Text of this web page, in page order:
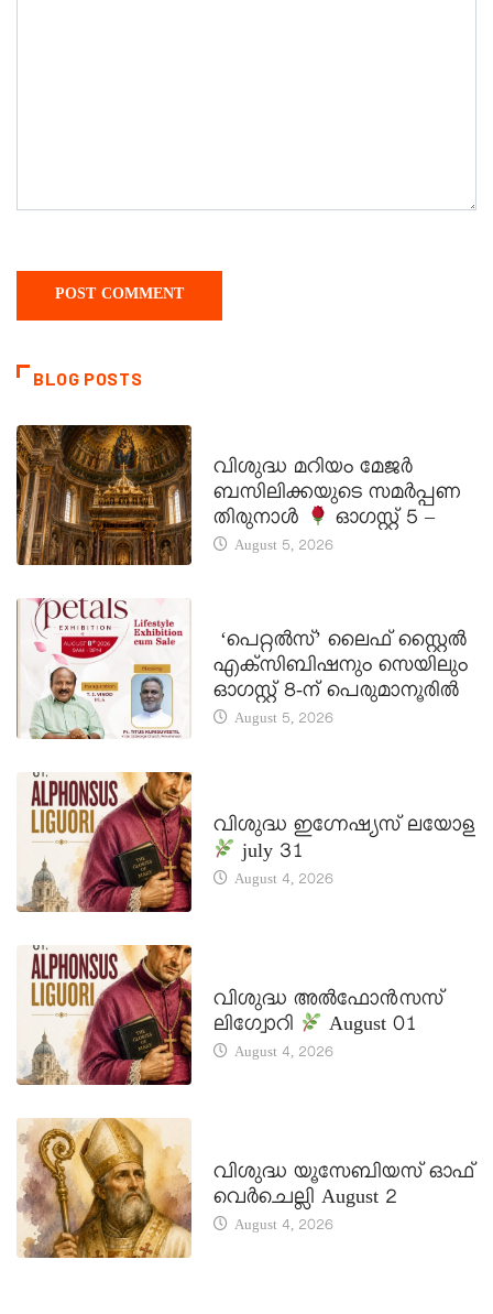
BLOG POSTS
വിശുദ്ധ മറിയം മേജർ
ബസിലിക്കയുടെ സമർപ്പണ
തിരുനാൾ
ഓഗസ്റ്റ് 5 –
August 5, 2026
‘പെറ്റൽസ്’ ലൈഫ് സ്റ്റൈൽ
എക്സിബിഷനും സെയിലും
ഓഗസ്റ്റ് 8-ന് പെരുമാനൂരിൽ
August 5, 2026
വിശുദ്ധ ഇഗ്നേഷ്യസ് ലയോള
july 31
August 4, 2026
വിശുദ്ധ അൽഫോൻസസ്
ലിഗ്വോറി
August 01
August 4, 2026
വിശുദ്ധ യൂസേബിയസ് ഓഫ്
വെർചെല്ലി August 2
August 4, 2026